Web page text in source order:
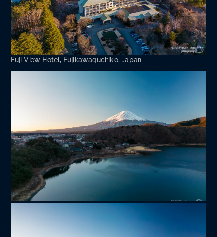
Fuji View Hotel, Fuji­ka­wa­guchi­ko, Japan